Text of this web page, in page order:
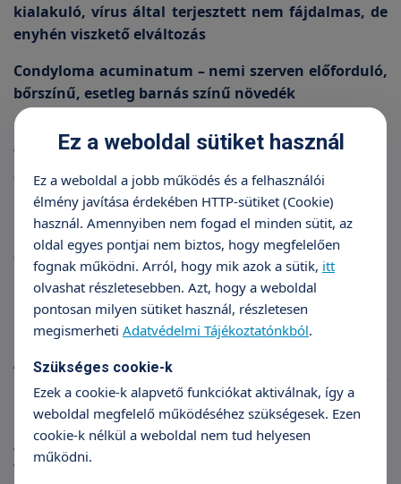
kialakuló, vírus által terjesztett nem fájdalmas, de
enyhén viszkető elváltozás
Condyloma acuminatum – nemi szerven előforduló,
bőrszínű, esetleg barnás színű növedék
Keratosis seborrhoica (időskori szemölcs) – törzsön,
felnőttkorban megjelenő lapos vagy kiemelkedő,
anyajegyhez nagyon hasonlító különböző színű
bőrképlet
Haemangioma – pici, néha nagyobb piros színű
elváltozás
Kezelése
Alapos vizsgálatot követően a bőrgyógyász a
kinövés típusától és méretétől függően különböző
módszerrel elvégzi annak eltávolítását.
Az eltávolítás történhet ecseteléssel, fagyasztással,
vagy rádiófrekvenciás kezeléssel.
Ez a weboldal sütiket használ
Ez a weboldal a jobb működés és a felhasználói
élmény javítása érdekében HTTP-sütiket (Cookie)
használ. Amennyiben nem fogad el minden sütit, az
oldal egyes pontjai nem biztos, hogy megfelelően
fognak működni. Arról, hogy mik azok a sütik, itt
olvashat részletesebben. Azt, hogy a weboldal
pontosan milyen sütiket használ, részletesen
megismerheti Adatvédelmi Tájékoztatónkból.
Szükséges cookie-k
Ezek a cookie-k alapvető funkciókat aktiválnak, így a
weboldal megfelelő működéséhez szükségesek. Ezen
cookie-k nélkül a weboldal nem tud helyesen
működni.